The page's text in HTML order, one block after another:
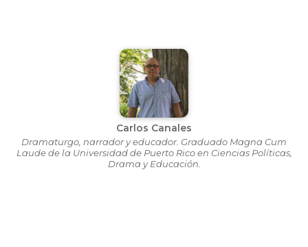
Carlos Canales
Dramaturgo, narrador y educador. Graduado Magna Cum
Laude de la Universidad de Puerto Rico en Ciencias Políticas,
Drama y Educación.